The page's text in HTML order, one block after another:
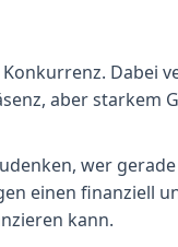
Dabei
aber starkem
wer
einen finanziell
kann.